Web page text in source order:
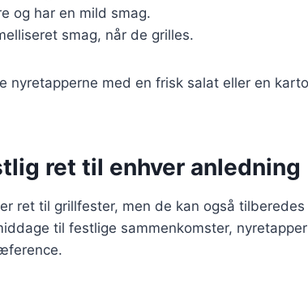
og har en mild smag.
smag, når de grilles.
nyretapperne med en frisk salat eller en
ret til enhver anledning
ret til grillfester, men de kan også tilberedes
til festlige sammenkomster,